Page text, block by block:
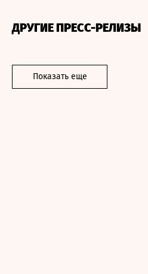
ДРУГИЕ ПРЕСС-РЕЛИЗЫ
Показать еще